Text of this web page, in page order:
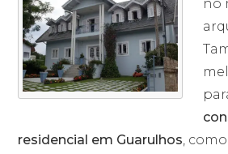
no
residencial em Guarulhos,